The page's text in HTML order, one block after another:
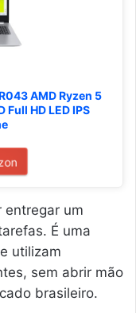
AMD Ryzen 5
Full HD LED IPS
entregar um
É uma
utilizam
sem abrir mão
brasileiro.